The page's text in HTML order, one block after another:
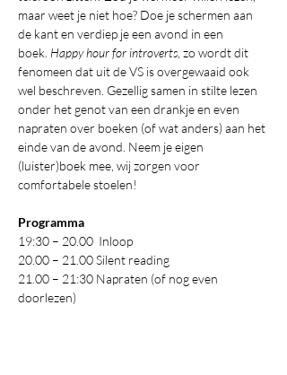
maar weet je niet hoe? Doe je schermen aan
de kant en verdiep je een avond in een
boek. Happy hour for introverts , zo wordt dit
fenomeen dat uit de VS is overgewaaid ook
wel beschreven. Gezellig samen in stilte lezen
onder het genot van een drankje en even
napraten over boeken (of wat anders) aan het
einde van de avond. Neem je eigen
(luister)boek mee, wij zorgen voor
comfortabele stoelen!
Programma
19:30 – 20.00  Inloop
20.00 – 21.00 Silent reading
21.00 – 21:30 Napraten (of nog even
doorlezen)